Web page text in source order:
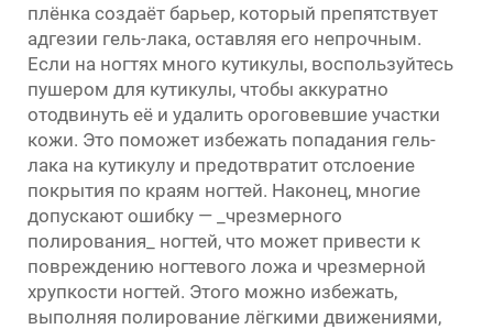
плёнка создаёт барьер, который препятствует
адгезии гель-лака, оставляя его непрочным.
Если на ногтях много кутикулы, воспользуйтесь
пушером для кутикулы, чтобы аккуратно
отодвинуть её и удалить ороговевшие участки
кожи. Это поможет избежать попадания гель-
лака на кутикулу и предотвратит отслоение
покрытия по краям ногтей. Наконец, многие
допускают ошибку — _чрезмерного
полирования_ ногтей, что может привести к
повреждению ногтевого ложа и чрезмерной
хрупкости ногтей. Этого можно избежать,
выполняя полирование лёгкими движениями,